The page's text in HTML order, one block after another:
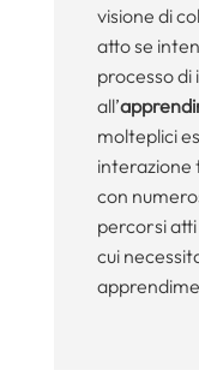
visione di
atto se
processo di
all’
molteplici
interazione
con
percorsi
cui